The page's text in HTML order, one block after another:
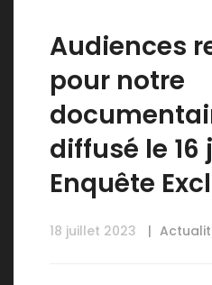
Audiences
pour notre
diffusé le
Enquête
18 juillet 2023